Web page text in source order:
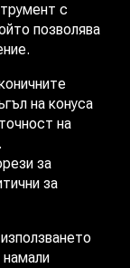
с
позволява
на конуса
на
за
за